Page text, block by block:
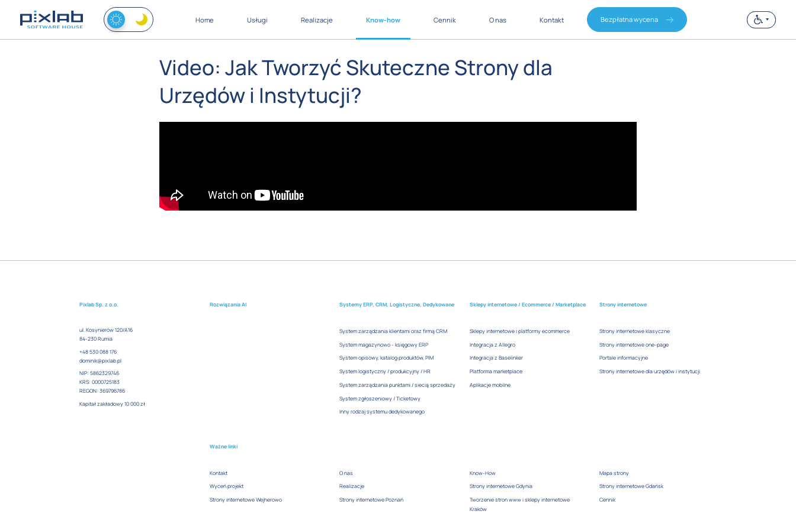
Home Usługi Realizacje Know-how Cennik O nas Kontakt Bezpłatna wycena
Video: Jak Tworzyć Skuteczne Strony dla
Urzędów i Instytucji?
Pixlab Sp. z o.o.
ul. Kosynierów 120/A16
84-230 Rumia
+48 530 088 176
dominik@pixlab.pl
NIP: 5862329746
KRS: 0000725183
REGON: 369796786
Kapitał zakładowy 10 000 zł
Rozwiązania AI Systemy ERP, CRM, Logistyczne, Dedykowane
System zarządzania klientami oraz firmą CRM
System magazynowo - księgowy ERP
System opisowy, katalog produktów, PIM
System logistyczny / produkcyjny / HR
System zarządzania punktami / siecią sprzedaży
System zgłoszeniowy / Ticketowy
Inny rodzaj systemu dedykowanego
Sklepy internetowe / Ecommerce / Marketplace
Sklepy internetowe i platformy ecommerce
Integracja z Allegro
Integracja z Baselinker
Platforma marketplace
Aplikacje mobilne
Strony internetowe
Strony internetowe klasyczne
Strony internetowe one-page
Portale informacyjne
Strony internetowe dla urzędów i instytucji
Ważne linki
Kontakt O nas Know-How
Mapa strony
Wyceń projekt
Realizacje Strony internetowe Gdynia
Strony internetowe Gdańsk
Strony internetowe Wejherowo
Strony internetowe Poznań
Tworzenie stron www i sklepy internetowe
Kraków
Cennik